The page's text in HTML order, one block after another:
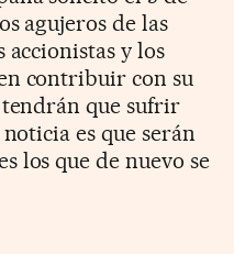
agujeros de las
accionistas y los
contribuir con su
que sufrir
es que serán
los que de nuevo se